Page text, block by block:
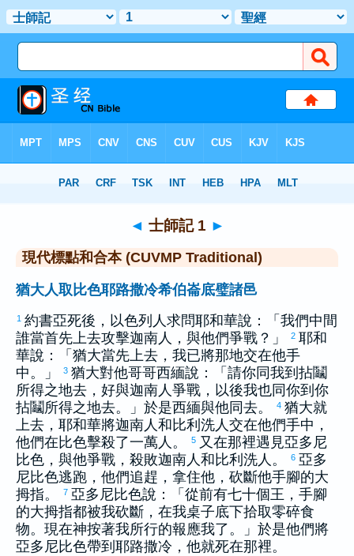
> 士師記 1
◄ 士師記 1 ►
現代標點和合本 (CUVMP Traditional)
猶大人取比色耶路撒冷希伯崙底璧諸邑
1 約書亞死後， 以色列 人求問耶和華說：「我們中間
誰當首先上去攻擊迦南人，與他們爭戰？」 2 耶和
華說：「 猶大當先上去，我已將那地交在他手
中。」
3 猶大對他哥哥西緬說：「請你同我到拈鬮
所得之地去，好與迦南人爭戰，以後我也同你到你
拈鬮所得之地去。」於是西緬與他同去。 4 猶大就
上去，耶和華將迦南人和 比利洗人交在他們手中，
他們在 比色擊殺了一萬人。 5 又在那裡遇見亞多尼
比色 ，與他爭戰，殺敗迦南人和 比利洗人。 6 亞多
尼比色逃跑，他們追趕，拿住他，砍斷他手腳的大
拇指。
7 亞多尼比色說：「從前有七十個王，手腳
的大拇指都被我砍斷，在我桌子底下拾取零碎食
物。現在神按著我所行的報應我了。」於是他們將
亞多尼比色帶到 耶路撒冷 ，他就死在那裡。